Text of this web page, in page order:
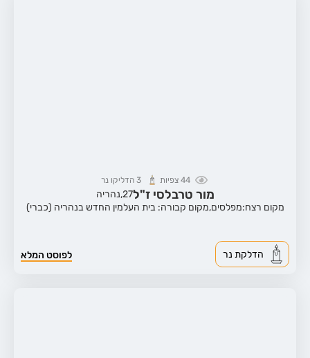
44 צפיות 3 הדליקו נר
מור טרבלסי ז"ל27, נהריה
מקום רצח:מפלסים,מקום קבורה: בית העלמין החדש בנהריה (כברי)
לפוסט המלא הדלקת נר